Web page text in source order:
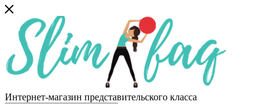
Интернет-магазин представительского класса